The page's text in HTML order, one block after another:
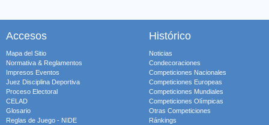
Accesos
Mapa del Sitio
Normativa & Reglamentos
Impresos Eventos
Juez Disciplina Deportiva
Proceso Electoral
CELAD
Glosario
Reglas de Juego - NIDE
Histórico
Noticias
Condecoraciones
Competiciones Nacionales
Competiciones Europeas
Competiciones Mundiales
Competiciones Olímpicas
Otras Competiciones
Ránkings